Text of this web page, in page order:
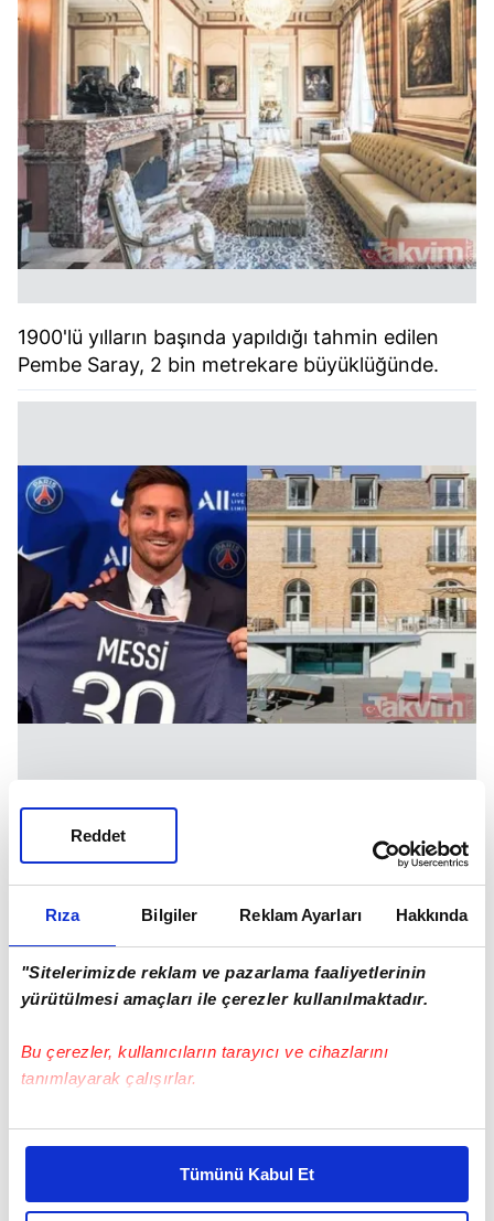
Rıza Bilgiler Reklam Ayarları Hakkında
"Sitelerimizde reklam ve pazarlama faaliyetlerinin
yürütülmesi amaçları ile çerezler kullanılmaktadır.
Bu çerezler, kullanıcıların tarayıcı ve cihazlarını
tanımlayarak çalışırlar.
Bu çerezlere izin vermeniz halinde sizlere özel
daha iyi reklam deneyimi yaşatabiliriz. Bunu yaparken
amacımızın size daha iyi bir reklam deneyimi sunmak
Tümünü Kabul Et
Reddet
1900'lü yılların başında yapıldığı tahmin edilen
Pembe Saray, 2 bin metrekare büyüklüğünde.
malikanede spor, sinema ve bilardo salonları,
misafirhane bulunuyor.